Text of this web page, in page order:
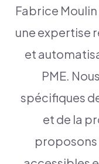
Fabrice
une expertise
et
PME.
spécifiques
et de la
proposons